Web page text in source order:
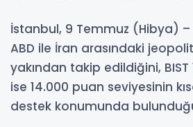
İstanbul, 9 Temmuz (Hibya) –
ABD ile İran arasındaki
yakından takip edildiğini,
ise 14.000 puan seviyesinin
destek konumunda